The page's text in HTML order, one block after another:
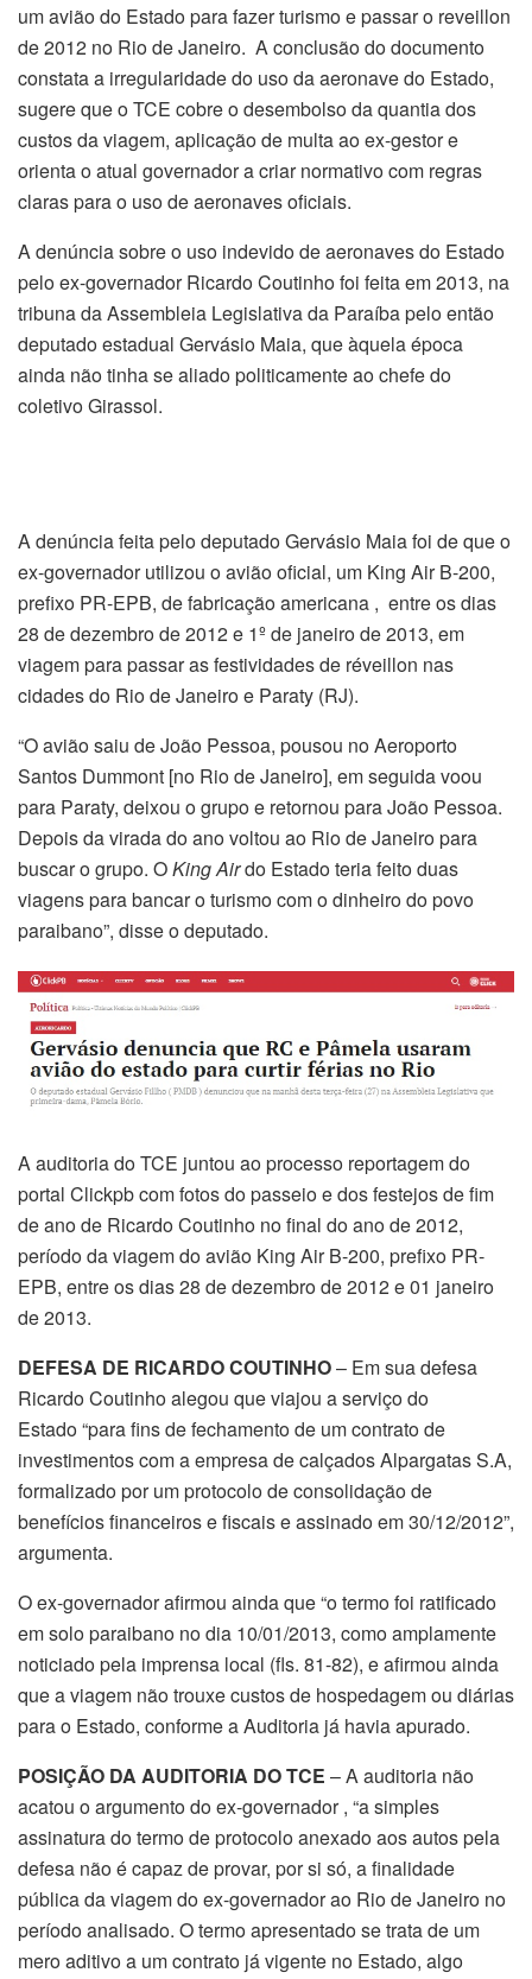
um avião do Estado para fazer turismo e passar o reveillon
de 2012 no Rio de Janeiro. A conclusão do documento
constata a irregularidade do uso da aeronave do Estado,
sugere que o TCE cobre o desembolso da quantia dos
custos da viagem, aplicação de multa ao ex-gestor e
orienta o atual governador a criar normativo com regras
claras para o uso de aeronaves oficiais.
A denúncia sobre o uso indevido de aeronaves do Estado
pelo ex-governador Ricardo Coutinho foi feita em 2013, na
tribuna da Assembleia Legislativa da Paraíba pelo então
deputado estadual Gervásio Maia, que àquela época
ainda não tinha se aliado politicamente ao chefe do
coletivo Girassol.
A denúncia feita pelo deputado Gervásio Maia foi de que o
ex-governador utilizou o avião oficial, um King Air B-200,
prefixo PR-EPB, de fabricação americana , entre os dias
28 de dezembro de 2012 e 1º de janeiro de 2013, em
viagem para passar as festividades de réveillon nas
cidades do Rio de Janeiro e Paraty (RJ).
“O avião saiu de João Pessoa, pousou no Aeroporto
Santos Dummont [no Rio de Janeiro], em seguida voou
para Paraty, deixou o grupo e retornou para João Pessoa.
Depois da virada do ano voltou ao Rio de Janeiro para
buscar o grupo. OKing Airdo Estado teria feito duas
viagens para bancar o turismo com o dinheiro do povo
paraibano”, disse o deputado.
A auditoria do TCE juntou ao processo reportagem do
portal Clickpb com fotos do passeio e dos festejos de fim
de ano de Ricardo Coutinho no final do ano de 2012,
período da viagem do avião King Air B-200, prefixo PR-
EPB, entre os dias 28 de dezembro de 2012 e 01 janeiro
de 2013.
DEFESA DE RICARDO COUTINHO– Em sua defesa
Ricardo Coutinho alegou que viajou a serviço do
Estado “para fins de fechamento de um contrato de
investimentos com a empresa de calçados Alpargatas S.A,
formalizado por um protocolo de consolidação de
benefícios financeiros e fiscais e assinado em 30/12/2012”,
argumenta.
O ex-governador afirmou ainda que “o termo foi ratificado
em solo paraibano no dia 10/01/2013, como amplamente
noticiado pela imprensa local (fls. 81-82), e afirmou ainda
que a viagem não trouxe custos de hospedagem ou diárias
para o Estado, conforme a Auditoria já havia apurado.
POSIÇÃO DA AUDITORIA DO TCE – A auditoria não
acatou o argumento do ex-governador , “a simples
assinatura do termo de protocolo anexado aos autos pela
defesa não é capaz de provar, por si só, a finalidade
pública da viagem do ex-governador ao Rio de Janeiro no
período analisado. O termo apresentado se trata de um
mero aditivo a um contrato já vigente no Estado, algo